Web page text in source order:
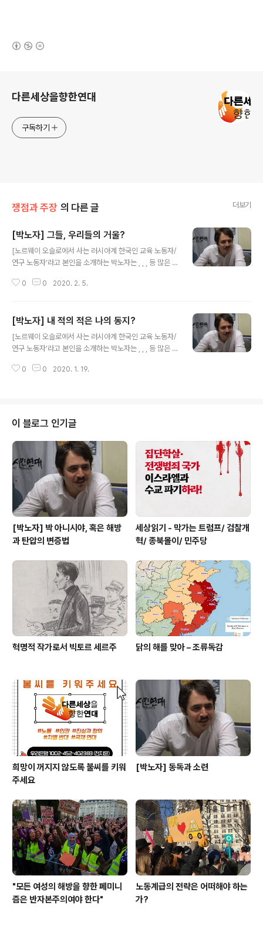
다른세상을향한연대
구독하기
쟁점과 주장 의 다른 글 더보기
[박노자] 그들, 우리들의 거울?
[노르웨이 오슬로에서 사는 러시아계 한국인 교육 노동자/
연구 노동자’라고 본인을 소개하는 박노자는 , , , 등 많은 책
s://blog.naver.com/vladimir_tikhonov)을 다시 옮겨
아학' 범위 내에서 일차, 이차 자료를 종종 보는 수준입니
다. 그러나 학생들 사이의 열화 같은 관심이 있고 해서, 문
외한임에도 불구하고 염치를 무릅쓰고 북조선학을 가르칩
볼까 합니다. 전성기, 즉 고 김 주석 시절의 북조선 문예 정
0 0 2020. 2. 5.
[박노자] 내 적의 적은 나의 동지?
[노르웨이 오슬로에서 사는 러시아계 한국인 교육 노동자/
연구 노동자’라고 본인을 소개하는 박노자는 , , , 등 많은 책
s://blog.naver.com/vladimir_tikhonov)을 다시 옮겨
가, 활동가 등을 '운동권'이라고 그래도 범칭하자면 그들 사
이에 한 가지 아주 불편한, 많은 경우에는 거론하기가 꺼려
지는 주제가 있습니다. 바로 '미국의 적'들을, '운동'하는 우
리들이 어떻게 봐야 하는가 라는 대목입니다. 물론 그 중에
서도 가장 어려운 소주제는 분명 '북조선'에 ..
0 0 2020. 1. 19.
이 블로그 인기글
[박노자] 박 아니시야, 혹은 해방
과 탄압의 변증법
세상읽기 - 막가는 트럼프/ 검찰개
혁/ 종북몰이/ 민주당
혁명적 작가로서 빅토르 세르주 닭의 해를 맞아 – 조류독감
희망이 꺼지지 않도록 불씨를 키워
주세요
[박노자] 동독과 소련
"모든 여성의 해방을 향한 페미니
즘은 반자본주의여야 한다"
노동계급의 전략은 어떠해야 하는
가?